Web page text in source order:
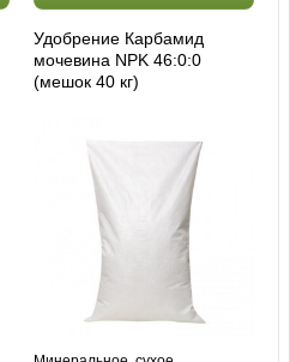
Удобрение Карбамид
мочевина NPK 46:0:0
(мешок 40 кг)